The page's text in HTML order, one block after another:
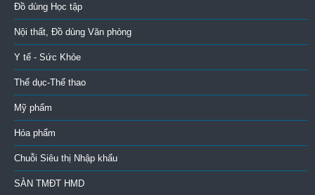
Đồ dùng Học tập
Nội thất, Đồ dùng Văn phòng
Y tế - Sức Khỏe
Thể dục-Thể thao
Mỹ phẩm
Hóa phẩm
Chuỗi Siêu thị Nhập khẩu
SÀN TMĐT HMD